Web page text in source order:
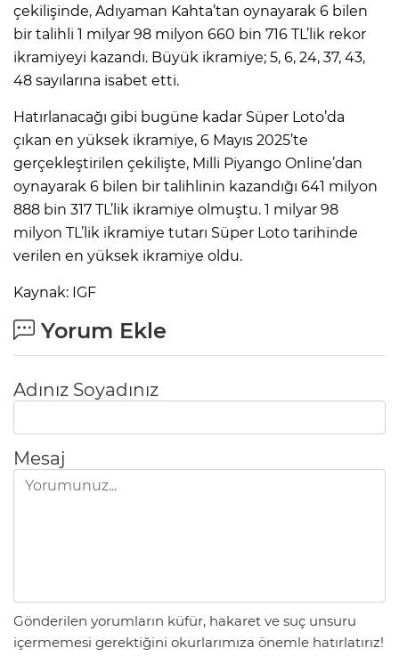
çekilişinde, Adıyaman Kahta’tan oynayarak 6 bilen
bir talihli 1 milyar 98 milyon 660 bin 716 TL’lik rekor
ikramiyeyi kazandı. Büyük ikramiye; 5, 6, 24, 37, 43,
48 sayılarına isabet etti.
Hatırlanacağı gibi bugüne kadar Süper Loto’da
çıkan en yüksek ikramiye, 6 Mayıs 2025’te
gerçekleştirilen çekilişte, Milli Piyango Online’dan
oynayarak 6 bilen bir talihlinin kazandığı 641 milyon
888 bin 317 TL’lik ikramiye olmuştu. 1 milyar 98
milyon TL’lik ikramiye tutarı Süper Loto tarihinde
verilen en yüksek ikramiye oldu.
Kaynak: IGF
Yorum Ekle
Adınız Soyadınız
Mesaj
Gönderilen yorumların küfür, hakaret ve suç unsuru
içermemesi gerektiğini okurlarımıza önemle hatırlatırız!